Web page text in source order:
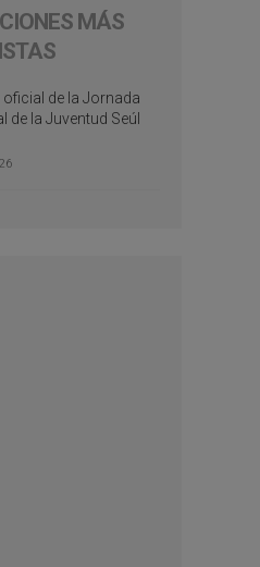
MÁS
oficial de la Jornada
de la Juventud Seúl